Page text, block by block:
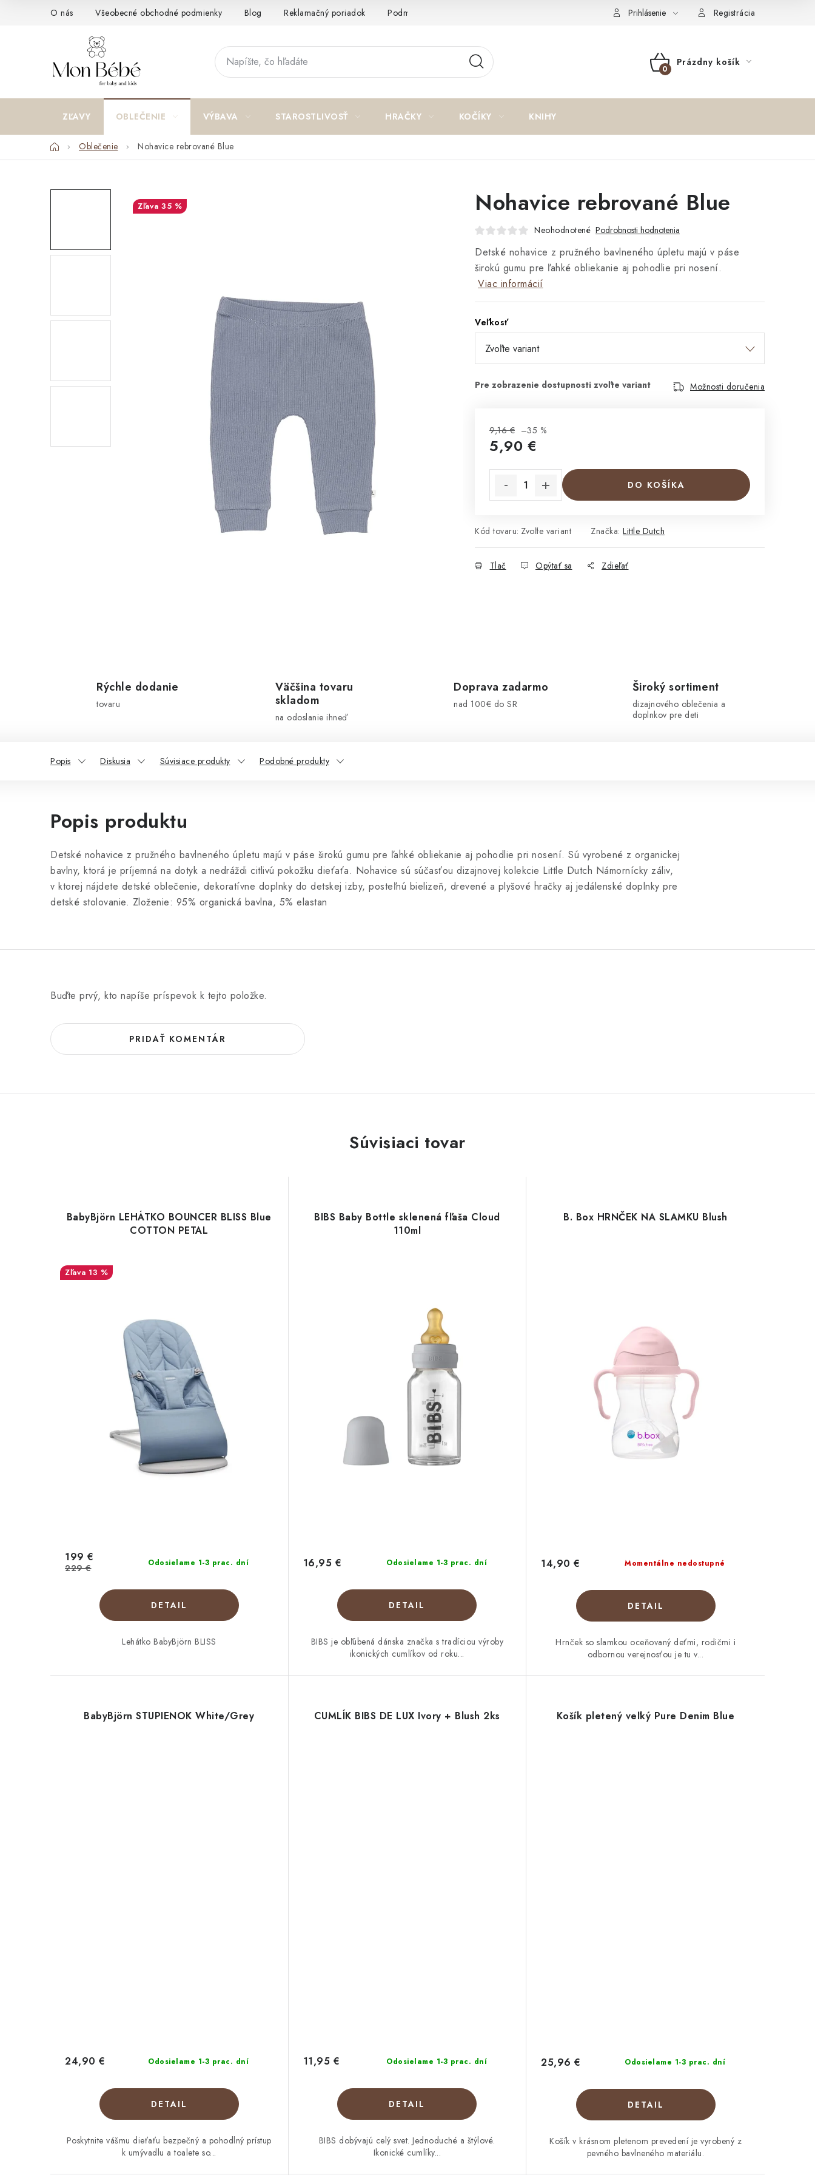
O nás Všeobecné obchodné podmienky Blog Reklamačný poriadok Podmienky ochrany osobných údajov a poučenie o cookies Formulár na odstúpenie od zmluvy
Prihlásenie Registrácia
NÁKUPNÝ
Prázdny košík
ZĽAVY OBLEČENIE VÝBAVA STAROSTLIVOSŤ HRAČKY KOČÍKY KNIHY
DomovOblečenie Nohavice rebrované Blue
Nohavice rebrované Blue
Neohodnotené Podrobnosti hodnotenia
Detské nohavice z pružného bavlneného úpletu majú v páse
širokú gumu pre ľahké obliekanie aj pohodlie pri nosení.
Viac informácií
Veľkosť
Možnosti doručenia
9,16 € –35 %
5,90 €
DO KOŠÍKA
Kód tovaru: Zvoľte variant Značka: Little Dutch
Tlač Opýtať sa Zdieľať
35 %
Rýchle dodanie
tovaru
Väčšina tovaru
skladom
na odoslanie ihneď
Doprava zadarmo
nad 100€ do SR
Široký sortiment
dizajnového oblečenia a
doplnkov pre deti
Popis Diskusia Súvisiace produkty Podobné produkty
Popis produktu
Detské nohavice z pružného bavlneného úpletu majú v páse širokú gumu pre ľahké obliekanie aj pohodlie pri nosení. Sú vyrobené z organickej
bavlny, ktorá je príjemná na dotyk a nedráždi citlivú pokožku dieťaťa. Nohavice sú súčasťou dizajnovej kolekcie Little Dutch Námornícky záliv,
v ktorej nájdete detské oblečenie, dekoratívne doplnky do detskej izby, posteľnú bielizeň, drevené a plyšové hračky aj jedálenské doplnky pre
detské stolovanie. Zloženie: 95% organická bavlna, 5% elastan
Buďte prvý, kto napíše príspevok k tejto položke.
PRIDAŤ KOMENTÁR
Súvisiaci tovar
BabyBjörn LEHÁTKO BOUNCER BLISS Blue
COTTON PETAL
13 %
Odosielame 1-3 prac. dní
199 €
229 €
DETAIL
Lehátko BabyBjörn BLISS
BIBS Baby Bottle sklenená fľaša Cloud
110ml
Odosielame 1-3 prac. dní
16,95 €
DETAIL
BIBS je obľúbená dánska značka s tradíciou výroby
ikonických cumlíkov od roku...
B. Box HRNČEK NA SLAMKU Blush
Momentálne nedostupné
14,90 €
DETAIL
Hrnček so slamkou oceňovaný deťmi, rodičmi i
odbornou verejnosťou je tu v...
BabyBjörn STUPIENOK White/Grey
Odosielame 1-3 prac. dní
24,90 €
DETAIL
Poskytnite vášmu dieťaťu bezpečný a pohodlný prístup
k umývadlu a toalete so...
CUMLÍK BIBS DE LUX Ivory + Blush 2ks
Odosielame 1-3 prac. dní
11,95 €
DETAIL
BIBS dobývajú celý svet. Jednoduché a štýlové.
Ikonické cumlíky...
Košík pletený veľký Pure Denim Blue
Odosielame 1-3 prac. dní
25,96 €
DETAIL
Košík v krásnom pletenom prevedení je vyrobený z
pevného bavlneného materiálu.